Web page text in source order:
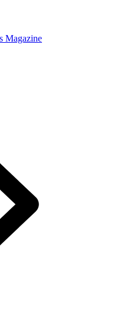
Magazine